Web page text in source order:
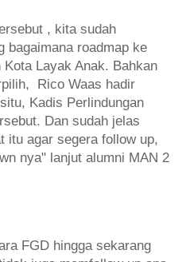
, kita sudah
bagaimana roadmap ke
Layak Anak. Bahkan
Rico Waas hadir
Kadis Perlindungan
Dan sudah jelas
itu agar segera follow up,
nya" lanjut alumni MAN 2
FGD hingga sekarang